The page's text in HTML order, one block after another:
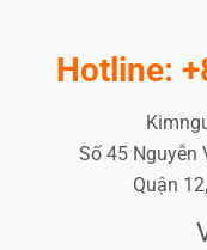
Hotline:
Số 45 Nguyễn
Quận